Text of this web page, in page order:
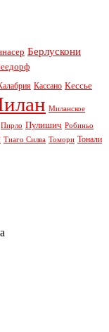
Берлускони
Кассано Кессье
Миланское
Пирло Пулишич Робиньо
Тиаго Силва Томори Тонали